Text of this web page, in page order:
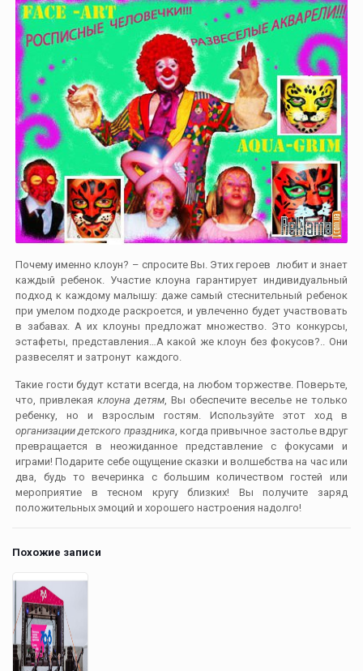
Почему именно клоун? – спросите Вы. Этих героев любит и знает
каждый ребенок. Участие клоуна гарантирует индивидуальный
подход к каждому малышу: даже самый стеснительный ребенок
при умелом подходе раскроется, и увлеченно будет участвовать
в забавах. А их клоуны предложат множество. Это конкурсы,
эстафеты, представления…А какой же клоун без фокусов?.. Они
развеселят и затронут каждого.
Такие гости будут кстати всегда, на любом торжестве. Поверьте,
что, привлекаяклоуна детям , Вы обеспечите веселье не только
ребенку, но и взрослым гостям. Используйте этот ход в
организации детского праздника , когда привычное застолье вдруг
превращается в неожиданное представление с фокусами и
играми! Подарите себе ощущение сказки и волшебства на час или
два, будь то вечеринка с большим количеством гостей или
мероприятие в тесном кругу близких! Вы получите заряд
положительных эмоций и хорошего настроения надолго!
Похожие записи